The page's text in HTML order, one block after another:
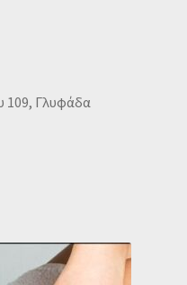
109, Γλυφάδα